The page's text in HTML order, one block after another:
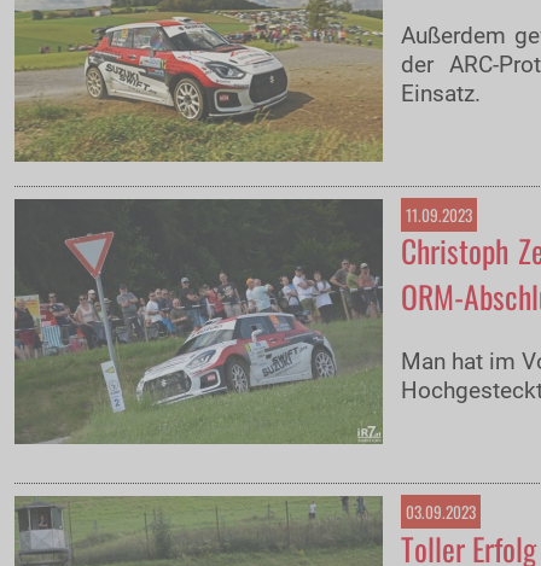
Außerdem
der ARC-
Einsatz.
11.09.2023
Christoph
ORM-
Man hat im
03.09.2023
Toller